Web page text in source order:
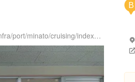
http://www.pref.kagoshima.jp/ah09/infra/port/minato/cruising/index_4.html
B